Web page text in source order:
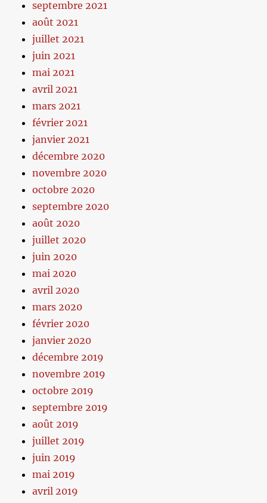
septembre 2021
août 2021
juillet 2021
juin 2021
mai 2021
avril 2021
mars 2021
février 2021
janvier 2021
décembre 2020
novembre 2020
octobre 2020
septembre 2020
août 2020
juillet 2020
juin 2020
mai 2020
avril 2020
mars 2020
février 2020
janvier 2020
décembre 2019
novembre 2019
octobre 2019
septembre 2019
août 2019
juillet 2019
juin 2019
mai 2019
avril 2019